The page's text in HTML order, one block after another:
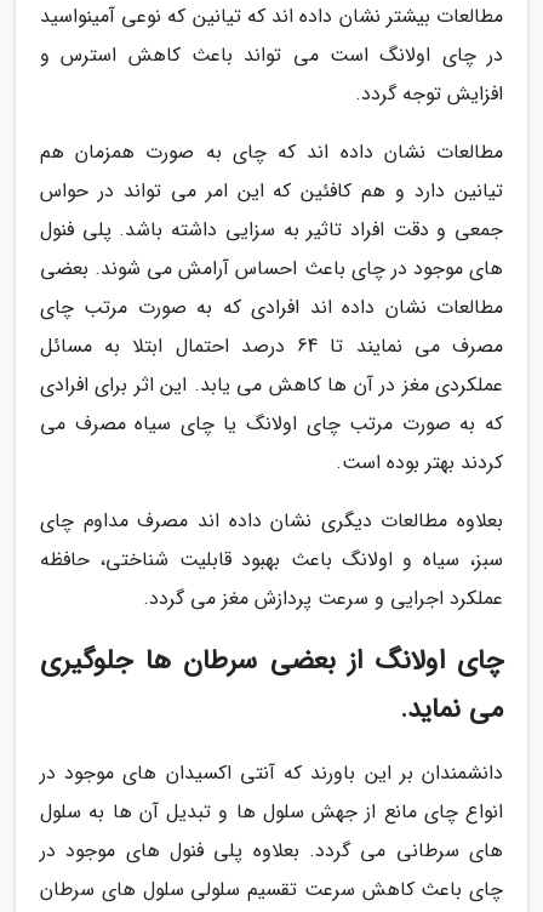
مطالعات بیشتر نشان داده اند که تیانین که نوعی آمینواسید
در چای اولانگ است می تواند باعث کاهش استرس و
افزایش توجه گردد.
مطالعات نشان داده اند که چای به صورت همزمان هم
تیانین دارد و هم کافئین که این امر می تواند در حواس
جمعی و دقت افراد تاثیر به سزایی داشته باشد. پلی فنول
های موجود در چای باعث احساس آرامش می شوند. بعضی
مطالعات نشان داده اند افرادی که به صورت مرتب چای
مصرف می نمایند تا 64 درصد احتمال ابتلا به مسائل
عملکردی مغز در آن ها کاهش می یابد. این اثر برای افرادی
که به صورت مرتب چای اولانگ یا چای سیاه مصرف می
کردند بهتر بوده است.
بعلاوه مطالعات دیگری نشان داده اند مصرف مداوم چای
سبز، سیاه و اولانگ باعث بهبود قابلیت شناختی، حافظه
عملکرد اجرایی و سرعت پردازش مغز می گردد.
چای اولانگ از بعضی سرطان ها جلوگیری
می نماید.
دانشمندان بر این باورند که آنتی اکسیدان های موجود در
انواع چای مانع از جهش سلول ها و تبدیل آن ها به سلول
های سرطانی می گردد. بعلاوه پلی فنول های موجود در
چای باعث کاهش سرعت تقسیم سلولی سلول های سرطان